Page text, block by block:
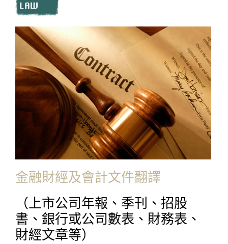
金融財經及會計文件翻譯
（上市公司年報、季刊、招股
書、銀行或公司數表、財務表、
財經文章等）